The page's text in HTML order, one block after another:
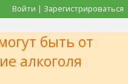
Войти | Зарегистрироваться
быть от
алкоголя